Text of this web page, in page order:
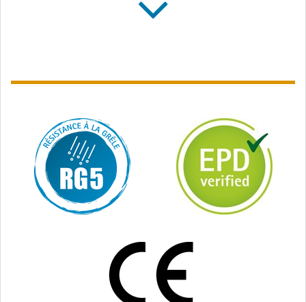
avec armature, classé R3
avec zones autocollantes